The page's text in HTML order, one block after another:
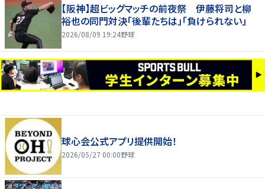
【阪神】超ビッグマッチの前夜祭 伊藤将司と柳
裕也の同門対決「後輩たちは」「負けられない」
2026/08/09 19:24野球
球心会公式アプリ提供開始！
2026/05/27 00:00野球